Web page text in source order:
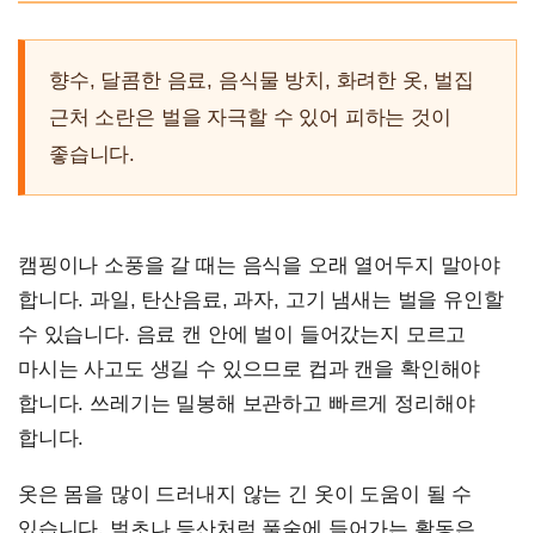
향수, 달콤한 음료, 음식물 방치, 화려한 옷, 벌집
근처 소란은 벌을 자극할 수 있어 피하는 것이
좋습니다.
캠핑이나 소풍을 갈 때는 음식을 오래 열어두지 말아야
합니다. 과일, 탄산음료, 과자, 고기 냄새는 벌을 유인할
수 있습니다. 음료 캔 안에 벌이 들어갔는지 모르고
마시는 사고도 생길 수 있으므로 컵과 캔을 확인해야
합니다. 쓰레기는 밀봉해 보관하고 빠르게 정리해야
합니다.
옷은 몸을 많이 드러내지 않는 긴 옷이 도움이 될 수